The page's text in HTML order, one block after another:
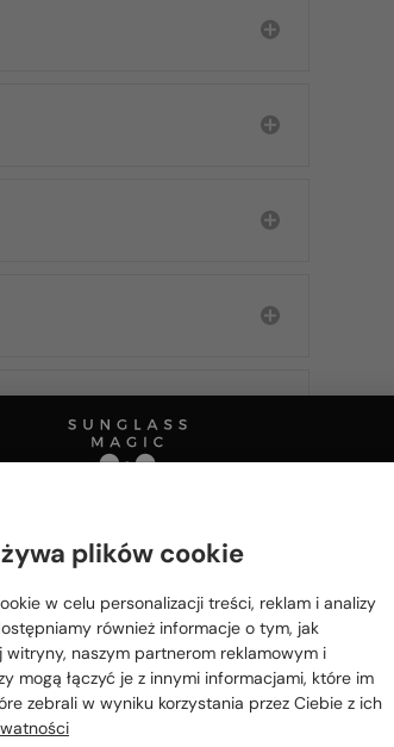
2-4 DNI
z listy odpowiedni dla Ciebie kraj:
/ PL
/ RO
/ HU
plików cookie
w celu personalizacji treści, reklam i analizy
również informacje o tym, jak
witryny, naszym partnerom reklamowym i
mogą łączyć je z innymi informacjami, które im
zebrali w wyniku korzystania przez Ciebie z ich